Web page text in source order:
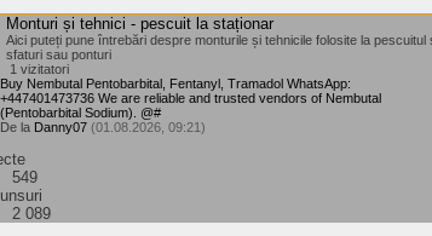
Monturi și tehnici - pescuit la staționar
Aici puteți pune întrebări despre monturile și tehnicile folosite la pescuitul
sfaturi sau ponturi
1 vizitatori
Buy Nembutal Pentobarbital, Fentanyl, Tramadol WhatsApp:
+447401473736 We are reliable and trusted vendors of Nembutal
(Pentobarbital Sodium). @#
De la Danny07 (01.08.2026, 09:21)
549
2 089